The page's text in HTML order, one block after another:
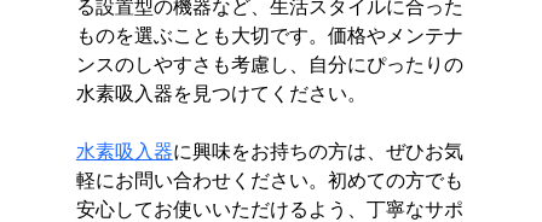
る設置型の機器など、生活スタイルに合った
ものを選ぶことも大切です。価格やメンテナ
ンスのしやすさも考慮し、自分にぴったりの
水素吸入器を見つけてください。
水素吸入器に興味をお持ちの方は、ぜひお気
軽にお問い合わせください。初めての方でも
安心してお使いいただけるよう、丁寧なサポ